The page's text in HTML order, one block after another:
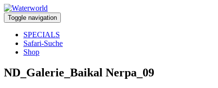
Toggle navigation
SPECIALS
Safari-Suche
Shop
ND_Galerie_Baikal Nerpa_09